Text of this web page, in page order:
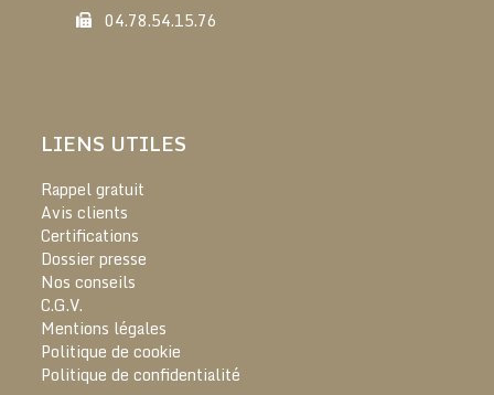
04.78.54.15.76
LIENS UTILES
Rappel gratuit
Avis clients
Certifications
Dossier presse
Nos conseils
C.G.V.
Mentions légales
Politique de cookie
Politique de confidentialité